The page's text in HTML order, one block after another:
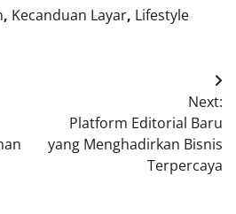
, Kecanduan Layar, Lifestyle
Next:
Platform Editorial Baru
yang Menghadirkan Bisnis
Terpercaya